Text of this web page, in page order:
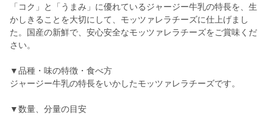
「コク」と「うまみ」に優れているジャージー牛乳の特長を、生
かしきることを大切にして、モッツァレラチーズに仕上げまし
た。国産の新鮮で、安心安全なモッツァレラチーズをご賞味くだ
さい。
▼品種・味の特徴・食べ方
ジャージー牛乳の特長をいかしたモッツァレラチーズです。
▼数量、分量の目安